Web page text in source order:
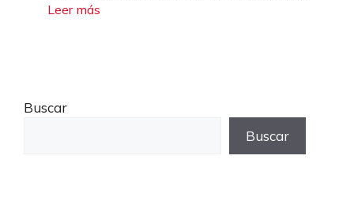
Leer más
Buscar
Buscar